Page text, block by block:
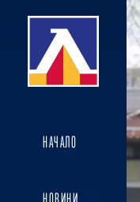
НАЧАЛО